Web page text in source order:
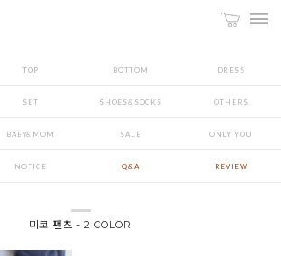
TOP BOTTOM DRESS
SET SHOES&SOCKS OTHERS
BABY&MOM SALE ONLY YOU
NOTICE Q&A REVIEW
미코 팬츠 - 2 COLOR